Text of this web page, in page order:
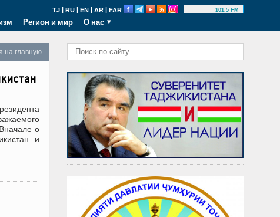
TJ | RU | EN | AR | FAR 101.5 FM
Регион и мир О нас
на главную
о
и